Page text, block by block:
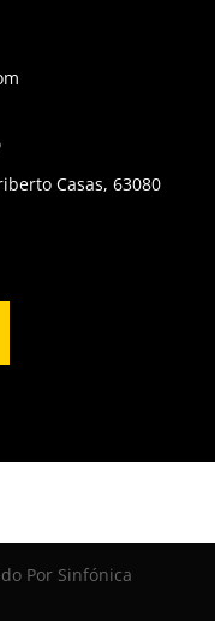
Casas, 63080
Por Sinfónica